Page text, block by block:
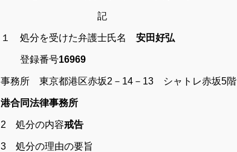
記
１ 処分を受けた弁護士氏名 安田好弘
登録番号16969
事務所 東京都港区赤坂2－14－13 シャトレ赤坂5階
港合同法律事務所
2 処分の内容戒告
3 処分の理由の要旨